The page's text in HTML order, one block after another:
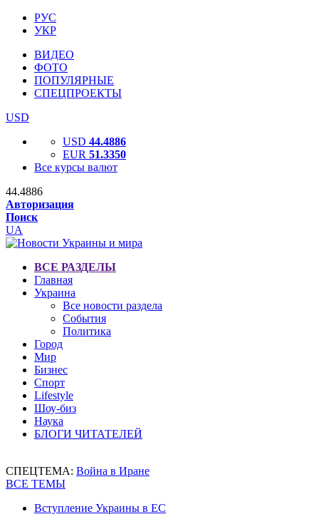
РУС
УКР
ВИДЕО
ФОТО
ПОПУЛЯРНЫЕ
СПЕЦПРОЕКТЫ
USD
USD 44.4886
EUR 51.3350
Все курсы валют
44.4886
Авторизация
Поиск
UA
ВСЕ РАЗДЕЛЫ
Главная
Украина
Все новости раздела
События
Политика
Город
Мир
Бизнес
Спорт
Lifestyle
Шоу-биз
Наука
БЛОГИ ЧИТАТЕЛЕЙ
СПЕЦТЕМА: Война в Иране
ВСЕ ТЕМЫ
Вступление Украины в ЕС